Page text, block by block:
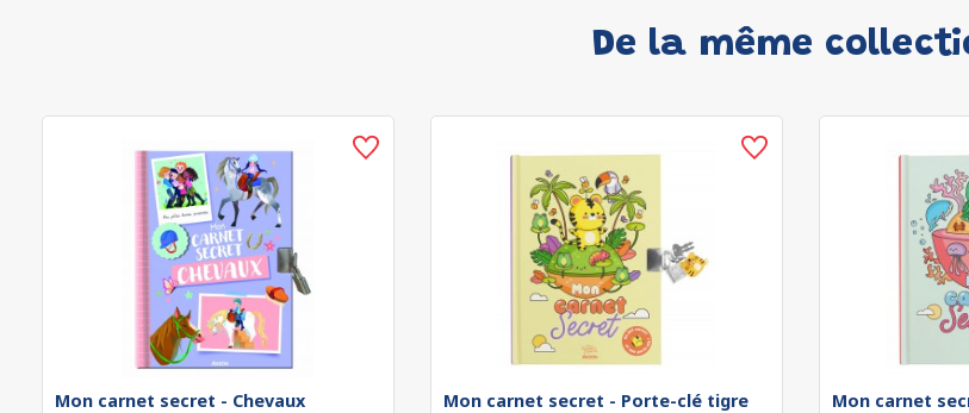
De la même
Mon carnet secret - Chevaux Mon carnet secret - Porte-clé tigre Mon carnet